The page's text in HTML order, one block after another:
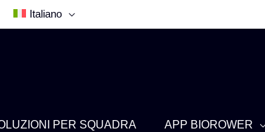
Italiano
PER SQUADRA APP BIOROWER